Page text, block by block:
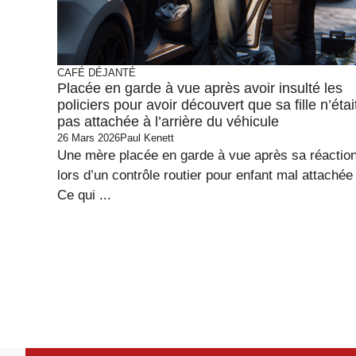
CAFÉ DÉJANTÉ
Placée en garde à vue après avoir insulté les
policiers pour avoir découvert que sa fille
pas attachée à l’arrière du véhicule
26 Mars 2026Paul Kenett
Une mère placée en garde à vue après sa
lors d’un contrôle routier pour enfant mal attachée
Ce qui ...